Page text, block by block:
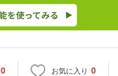
0 お気に入り 0